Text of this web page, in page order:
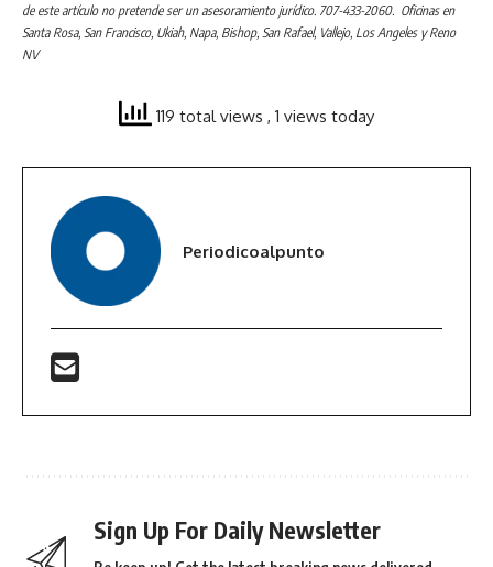
de este artículo no pretende ser un asesoramiento jurídico. 707-433-2060. Oficinas en
Santa Rosa, San Francisco, Ukiah, Napa, Bishop, San Rafael, Vallejo, Los Angeles y Reno
NV
119 total views , 1 views today
Periodicoalpunto
Sign Up For Daily Newsletter